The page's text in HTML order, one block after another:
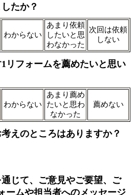
たか？
わからない
あまり依頼
したいと思
わなかった
次回は依頼
しない
リフォームを薦めたいと思い
わからない
あまり薦め
たいと思わ
なかった
薦めない
えのところはありますか？
じて、ご意見やご要望、ご
ームや担当者へのメッセージ